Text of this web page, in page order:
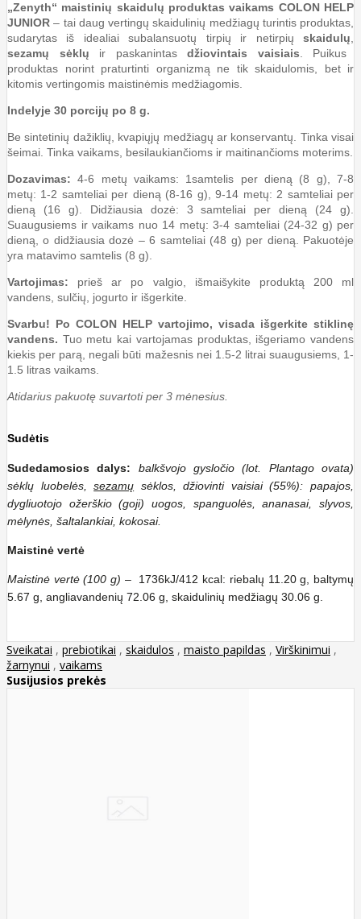
„Zenyth“ maistinių skaidulų produktas vaikams COLON HELP
JUNIOR – tai daug vertingų skaidulinių medžiagų turintis produktas,
sudarytas iš idealiai subalansuotų tirpių ir netirpių skaidulų
sezamų sėklų ir paskanintasdžiovintais vaisiais . Puikus
produktas norint praturtinti organizmą ne tik skaidulomis, bet ir
kitomis vertingomis maistinėmis medžiagomis.
Indelyje 30 porcijų po 8 g.
Be sintetinių dažiklių, kvapiųjų medžiagų ar konservantų. Tinka visai
šeimai. Tinka vaikams, besilaukiančioms ir maitinančioms moterims.
Dozavimas: 4-6 metų vaikams: 1samtelis per dieną (8 g), 7-8
metų: 1-2 samteliai per dieną (8-16 g), 9-14 metų: 2 samteliai per
dieną (16 g). Didžiausia dozė: 3 samteliai per dieną (24 g).
Suaugusiems ir vaikams nuo 14 metų: 3-4 samteliai (24-32 g) per
dieną, o didžiausia dozė – 6 samteliai (48 g) per dieną. Pakuotėje
yra matavimo samtelis (8 g).
Vartojimas: prieš ar po valgio, išmaišykite produktą 200 ml
vandens, sulčių, jogurto ir išgerkite.
Svarbu! Po COLON HELP vartojimo, visada išgerkite stiklinę
vandens. Tuo metu kai vartojamas produktas, išgeriamo vandens
kiekis per parą, negali būti mažesnis nei 1.5-2 litrai suaugusiems, 1-
1.5 litras vaikams.
Atidarius pakuotę suvartoti per 3 mėnesius.
Sudėtis
Sudedamosios dalys: balkšvojo gysločio (lot. Plantago ovata)
sėklų luobelės,sezamų sėklos, džiovinti vaisiai (55%): papajos,
dygliuotojo ožerškio (goji) uogos, spanguolės, ananasai, slyvos,
mėlynės, šaltalankiai, kokosai.
Maistinė vertė
Maistinė vertė (100 g) – 1736kJ/412 kcal: riebalų 11.20 g, baltymų
5.67 g, angliavandenių 72.06 g, skaidulinių medžiagų 30.06 g.
Sveikatai , prebiotikai , skaidulos , maisto papildas , Virškinimui ,
žarnynui , vaikams
Susijusios prekės